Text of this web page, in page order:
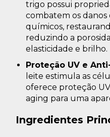
trigo possui
combatem os danos
químicos,
reduzindo a
elasticidade e brilho.
Proteção UV e
leite estimula as
oferece proteção
aging para uma
Ingredientes